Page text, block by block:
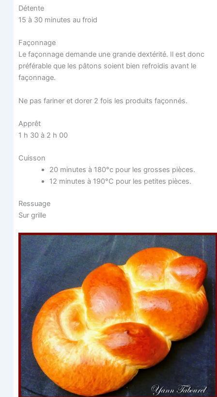
Détente
15 à 30 minutes au froid
Façon­nage
Le façon­nage demande une grande dex­té­ri­té. Il est donc
pré­fé­rable que les pâtons soient bien refroi­dis avant le
façonnage.
Ne pas fari­ner et dorer 2 fois les pro­duits façonnés.
Apprêt
1 h 30 à 2 h 00
Cuis­son
20 minutes à 180°c pour les grosses pièces.
12 minutes à 190°C pour les petites pièces.
Res­suage
Sur grille